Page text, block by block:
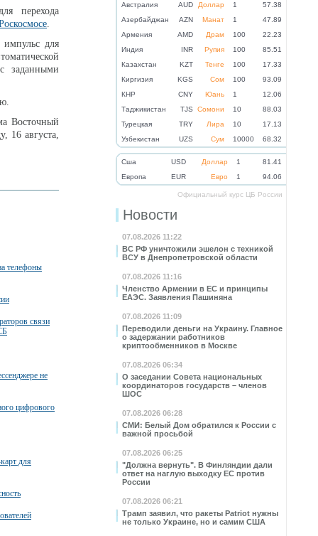
Австралия AUD Доллар 1
57.38
Азербайджан
AZN Манат 1
47.89
Армения
AMD Драм 100
22.23
Индия
INR Рупия 100
85.51
Казахстан
KZT Тенге 100
17.33
Киргизия
KGS Сом 100
93.09
КНР
CNY Юань 1
12.06
Таджикистан
TJS Сомони 10
88.03
Турецкая
TRY Лира 10
17.13
Узбекистан
UZS Сум 10000 68.32
Cша USD Доллар 1
81.41
Eвропа
EUR Евро 1 94.06
Официальный курс ЦБ России
Новости
07.08.2026 11:22
ВС РФ уничтожили эшелон с техникой
ВСУ в Днепропетровской области
07.08.2026 11:16
Членство Армении в ЕС и принципы
ЕАЭС. Заявления Пашиняна
07.08.2026 11:09
Переводили деньги на Украину. Главное
о задержании работников
криптообменников в Москве
07.08.2026 06:34
О заседании Совета национальных
координаторов государств – членов
ШОС
07.08.2026 06:28
СМИ: Белый Дом обратился к России с
важной просьбой
07.08.2026 06:25
"Должна вернуть". В Финляндии дали
ответ на наглую выходку ЕС против
России
07.08.2026 06:21
Трамп заявил, что ракеты Patriot нужны
не только Украине, но и самим США
перехода
.
для
заданными
Восточный
16 августа,
телефоны
связи
не
цифрового
для